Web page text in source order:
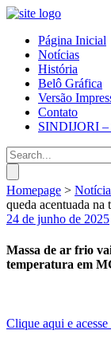
Página Inicial
Notícias
História
Belô Gráfica
Versão
Contato
SINDIJORI
Homepage >
queda acentuada na
24 de junho de 2025
Massa de ar frio
temperatura em
Clique aqui e